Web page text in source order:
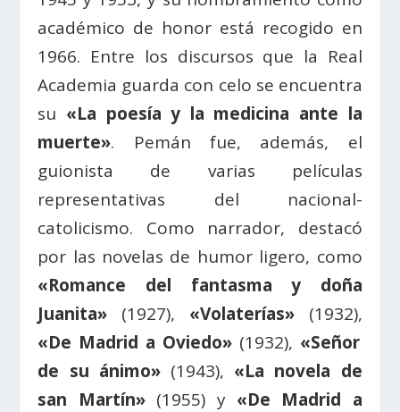
académico de honor está recogido en
1966. Entre los discursos que la Real
Academia guarda con celo se encuentra
su «La poesía y la medicina ante la
muerte». Pemán fue, además, el
guionista de varias películas
representativas del nacional-
catolicismo. Como narrador, destacó
por las novelas de humor ligero, como
«Romance del fantasma y doña
Juanita» (1927), «Volaterías»(1932),
«De Madrid a Oviedo» (1932), «Señor
de su ánimo»(1943), «La novela de
san Martín»(1955) y «De Madrid a